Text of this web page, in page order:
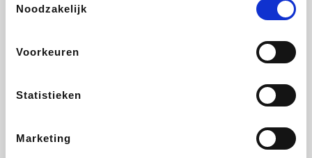
Noodzakelijk
Voorkeuren
Statistieken
Marketing
Brussels Airlines
EuroGifts Get Your Guide